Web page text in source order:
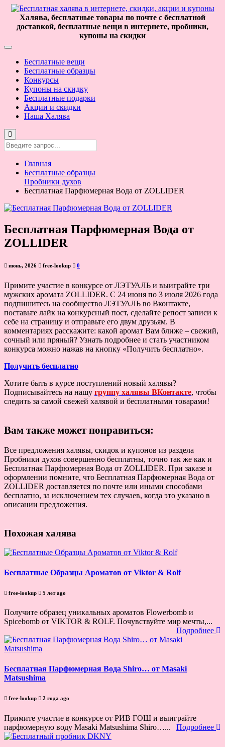
Халява, бесплатные товары по почте с бесплатной
доставкой, бесплатные вещи в интернете, пробники,
купоны на скидки
Бесплатные вещи
Бесплатные образцы
Конкурсы
Купоны на скидку
Бесплатные подарки
Акции и скидки
Наша Халява
Главная
Бесплатные образцы
Пробники духов
Бесплатная Парфюмерная Вода от ZOLLIDER
Бесплатная Парфюмерная Вода от
ZOLLIDER
июнь, 2026 free-lookup 0
Примите участие в конкурсе от ЛЭТУАЛЬ и выиграйте три
мужских аромата ZOLLIDER. С 24 июня по 3 июля 2026 года
подпишитесь на сообщество ЛЭТУАЛЬ во Вконтакте,
поставьте лайк на конкурсный пост, сделайте репост записи к
себе на страницу и отправьте его двум друзьям. В
комментариях расскажите: какой аромат Вам ближе – свежий,
сочный или пряный? Узнать подробнее и стать участником
конкурса можно нажав на кнопку «Получить бесплатно».
Получить бесплатно
Хотите быть в курсе поступлений новый халявы?
Подписывайтесь на нашу группу халявы ВКонтакте, чтобы
следить за самой свежей халявой и бесплатными товарами!
Вам также может понравиться:
Все предложения халявы, скидок и купонов из раздела
Пробники духов совершенно бесплатны, точно так же как и
Бесплатная Парфюмерная Вода от ZOLLIDER. При заказе и
оформлении помните, что Бесплатная Парфюмерная Вода от
ZOLLIDER доставляется по почте или иными способами
бесплатно, за исключением тех случаев, когда это указано в
описании предложения.
Похожая халява
Бесплатные Образцы Ароматов от Viktor & Rolf
free-lookup 5 лет ago
Получите образец уникальных ароматов Flowerbomb и
Spicebomb от VIKTOR & ROLF. Почувствуйте мир мечты,...
Подробнее
Бесплатная Парфюмерная Вода Shiro… от Masaki
Matsushima
free-lookup 2 года ago
Примите участие в конкурсе от РИВ ГОШ и выиграйте
парфюмерную воду Masaki Matsushima Shiro…...
Подробнее